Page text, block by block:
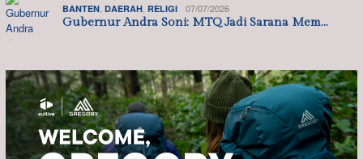
BANTEN DAERAH RELIGI 07/07/2026
Gubernur Andra Soni: MTQ Jadi Sarana Mem…